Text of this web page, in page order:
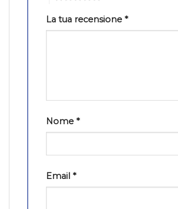
La tua recensione *
Nome *
Email *